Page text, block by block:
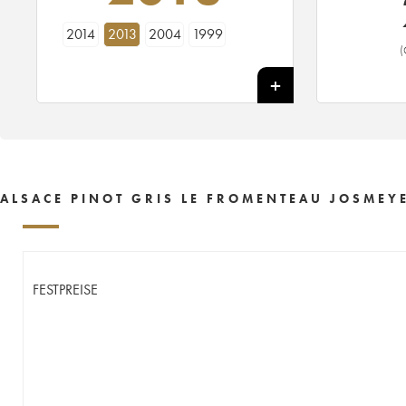
2014 2013 2004 1999
ALSACE PINOT GRIS LE FROMENTEAU
FESTPREISE